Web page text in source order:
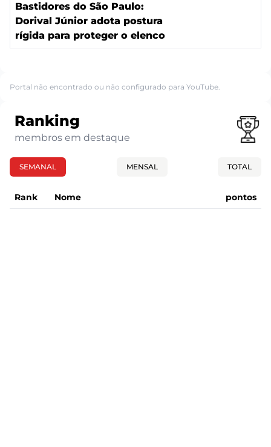
Bastidores do São Paulo:
Dorival Júnior adota postura
rígida para proteger o elenco
Portal não encontrado ou não configurado para YouTube.
Ranking
membros em destaque
SEMANAL MENSAL TOTAL
Rank Nome pontos